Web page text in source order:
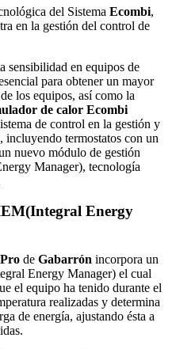
del Sistema Ecombi,
en la gestión del control de
sensibilidad en equipos de
para obtener un mayor
los equipos, así como la
de calor Ecombi
de control en la gestión y
incluyendo termostatos con un
nuevo módulo de gestión
Manager), tecnología
Energy
de Gabarrón incorpora un
Energy Manager) el cual
el equipo ha tenido durante el
realizadas y determina
de energía, ajustando ésta a